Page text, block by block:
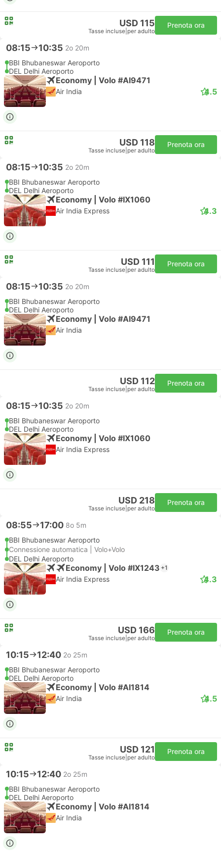
USD 115
Tasse incluse per adulto
Prenota ora
08:15 10:35 2o 20m
BBI Bhubaneswar Aeroporto
DEL Delhi Aeroporto
Economy | Volo #AI9471
Air India 4.5
USD 118
Tasse incluse per adulto
Prenota ora
08:15 10:35 2o 20m
BBI Bhubaneswar Aeroporto
DEL Delhi Aeroporto
Economy | Volo #IX1060
Air India Express 4.3
USD 111
Tasse incluse per adulto
Prenota ora
08:15 10:35 2o 20m
BBI Bhubaneswar Aeroporto
DEL Delhi Aeroporto
Economy | Volo #AI9471
Air India
USD 112
Tasse incluse per adulto
Prenota ora
08:15 10:35 2o 20m
BBI Bhubaneswar Aeroporto
DEL Delhi Aeroporto
Economy | Volo #IX1060
Air India Express
USD 218
Tasse incluse per adulto
Prenota ora
08:55 17:00 8o 5m
BBI Bhubaneswar Aeroporto
Connessione automatica | Volo+Volo
DEL Delhi Aeroporto
Economy | Volo #IX1243 +1
Air India Express 4.3
USD 166
Tasse incluse per adulto
Prenota ora
10:15 12:40 2o 25m
BBI Bhubaneswar Aeroporto
DEL Delhi Aeroporto
Economy | Volo #AI1814
Air India 4.5
USD 121
Tasse incluse per adulto
Prenota ora
10:15 12:40 2o 25m
BBI Bhubaneswar Aeroporto
DEL Delhi Aeroporto
Economy | Volo #AI1814
Air India